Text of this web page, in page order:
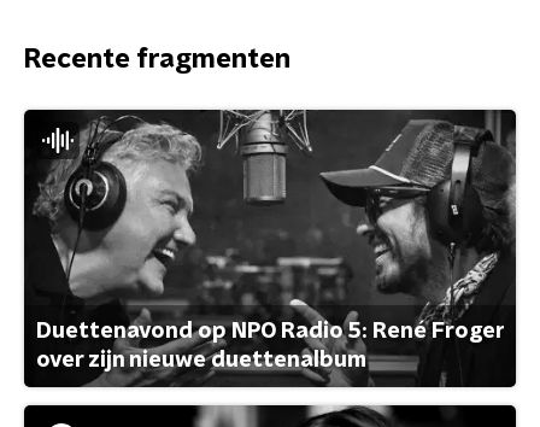
Recente fragmenten
Duettenavond op NPO Radio 5: René Froger
over zijn nieuwe duettenalbum